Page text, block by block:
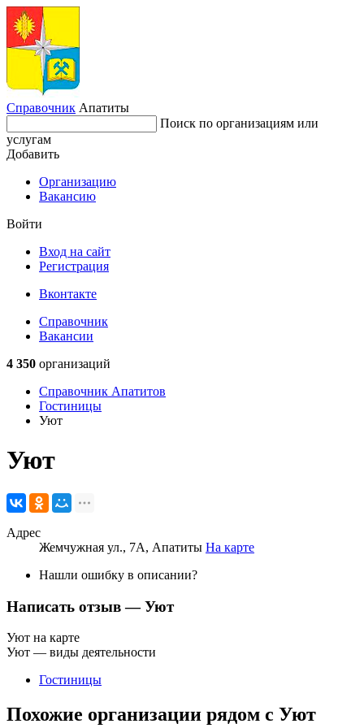
Справочник Апатиты
Поиск по организациям или
услугам
Добавить
Организацию
Вакансию
Войти
Вход на сайт
Регистрация
Вконтакте
Справочник
Вакансии
4 350 организаций
Справочник Апатитов
Гостиницы
Уют
Уют
Адрес
Жемчужная ул., 7А, Апатиты На карте
Нашли ошибку в описании?
Написать отзыв— Уют
Уют на карте
Уют — виды деятельности
Гостиницы
Похожие организации рядом с Уют